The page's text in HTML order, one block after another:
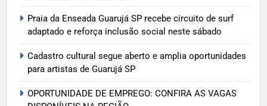
Praia da Enseada Guarujá SP recebe circuito de surf
adaptado e reforça inclusão social neste sábado
Cadastro cultural segue aberto e amplia oportunidades
para artistas de Guarujá SP
OPORTUNIDADE DE EMPREGO: CONFIRA AS VAGAS